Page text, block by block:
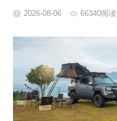
2026-08-06 66340阅读